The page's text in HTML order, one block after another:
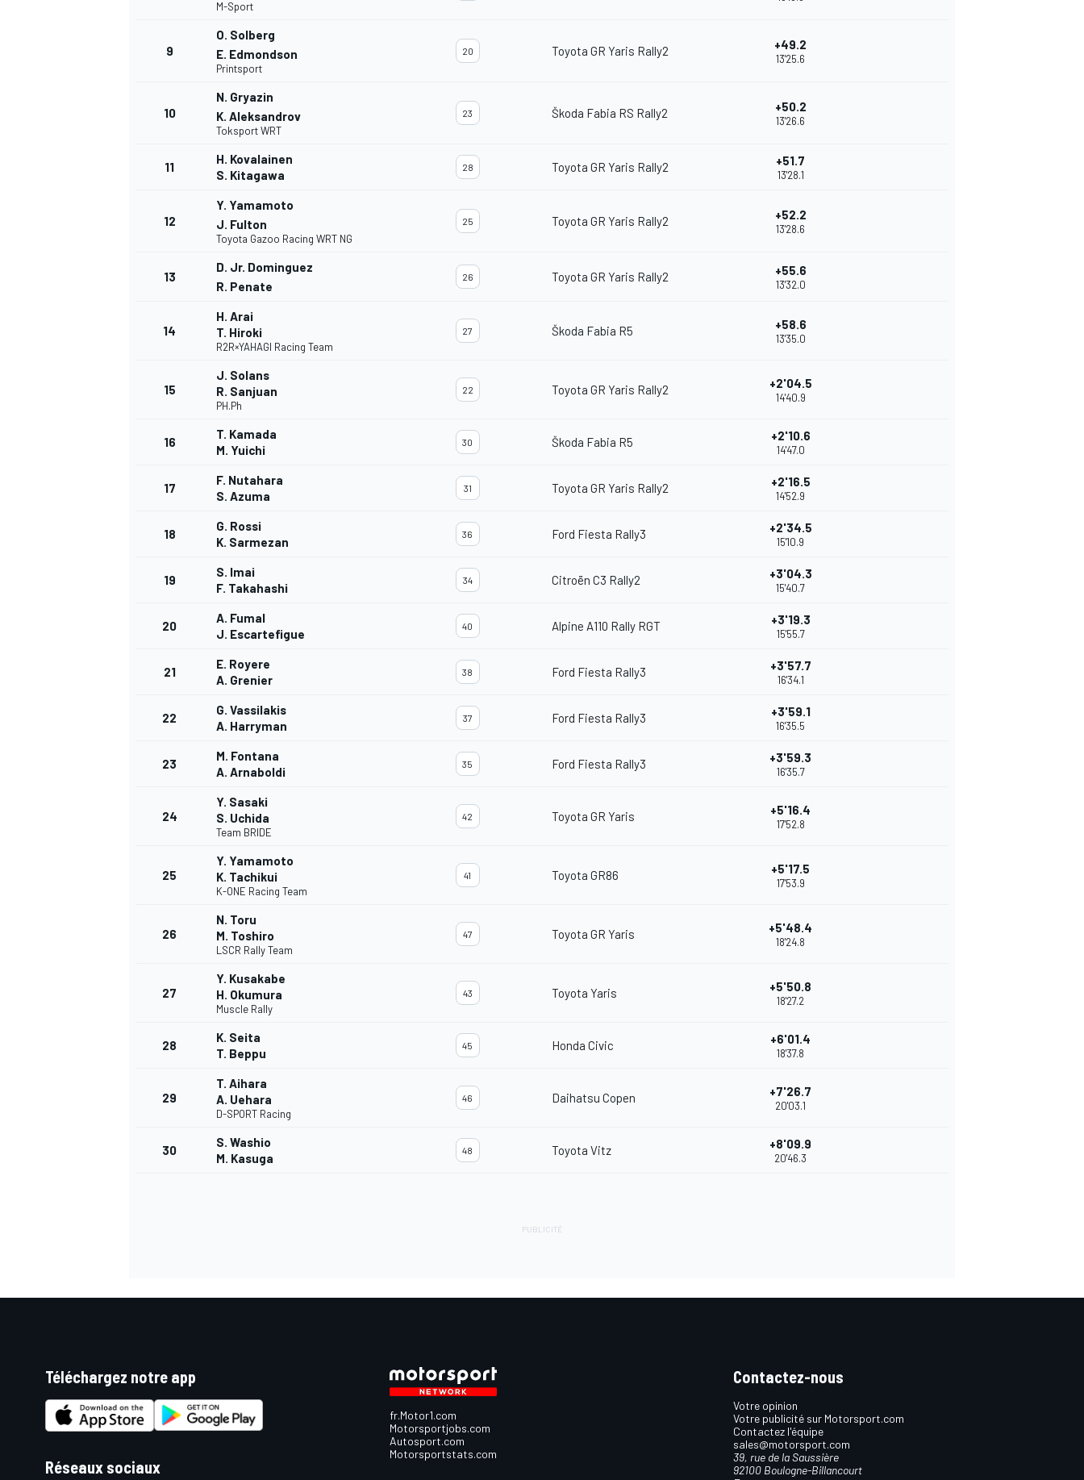
AUTRES CHAMPIONNATS
M-Sport
9
O. Solberg
E. Edmondson
Printsport
20 Toyota GR Yaris Rally2 +49.2
13'25.6
10
N. Gryazin
K. Aleksandrov
Toksport WRT
23 Škoda Fabia RS Rally2 +50.2
13'26.6
11
H. Kovalainen
S. Kitagawa
28 Toyota GR Yaris Rally2 +51.7
13'28.1
12
Y. Yamamoto
J. Fulton
Toyota Gazoo Racing WRT NG
25 Toyota GR Yaris Rally2 +52.2
13'28.6
13
D. Jr. Dominguez
R. Penate
26 Toyota GR Yaris Rally2 +55.6
13'32.0
14
H. Arai
T. Hiroki
R2R×YAHAGI Racing Team
27 Škoda Fabia R5 +58.6
13'35.0
15
J. Solans
R. Sanjuan
PH.Ph
22 Toyota GR Yaris Rally2 +2'04.5
14'40.9
16
T. Kamada
M. Yuichi
30 Škoda Fabia R5 +2'10.6
14'47.0
17
F. Nutahara
S. Azuma
31 Toyota GR Yaris Rally2 +2'16.5
14'52.9
18
G. Rossi
K. Sarmezan
36 Ford Fiesta Rally3 +2'34.5
15'10.9
19
S. Imai
F. Takahashi
34 Citroën C3 Rally2 +3'04.3
15'40.7
20
A. Fumal
J. Escartefigue
40 Alpine A110 Rally RGT +3'19.3
15'55.7
21
E. Royere
A. Grenier
38 Ford Fiesta Rally3 +3'57.7
16'34.1
22
G. Vassilakis
A. Harryman
37 Ford Fiesta Rally3 +3'59.1
16'35.5
23
M. Fontana
A. Arnaboldi
35 Ford Fiesta Rally3 +3'59.3
16'35.7
24
Y. Sasaki
S. Uchida
Team BRIDE
42 Toyota GR Yaris +5'16.4
17'52.8
25
Y. Yamamoto
K. Tachikui
K-ONE Racing Team
41 Toyota GR86 +5'17.5
17'53.9
26
N. Toru
M. Toshiro
LSCR Rally Team
47 Toyota GR Yaris +5'48.4
18'24.8
27
Y. Kusakabe
H. Okumura
Muscle Rally
43 Toyota Yaris +5'50.8
18'27.2
28
K. Seita
T. Beppu
45 Honda Civic +6'01.4
18'37.8
29
T. Aihara
A. Uehara
D-SPORT Racing
46 Daihatsu Copen +7'26.7
20'03.1
30
S. Washio
M. Kasuga
48 Toyota Vitz +8'09.9
20'46.3
Téléchargez notre app
Réseaux sociaux
fr.Motor1.com
Motorsportjobs.com
Autosport.com
Motorsportstats.com
Contactez-nous
Votre opinion
Votre publicité sur Motorsport.com
Contactez l'équipe
sales@motorsport.com
39, rue de la Saussière
92100 Boulogne-Billancourt